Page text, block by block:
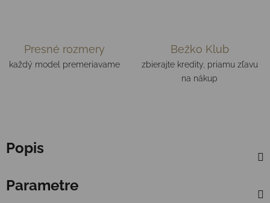
Presné rozmery
každý model premeriavame
Bežko Klub
zbierajte kredity, priamu zľavu
na nákup
Popis
Parametre